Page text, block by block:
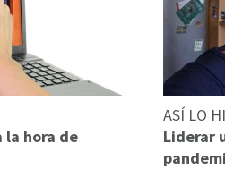
la hora de
ASÍ LO
Liderar